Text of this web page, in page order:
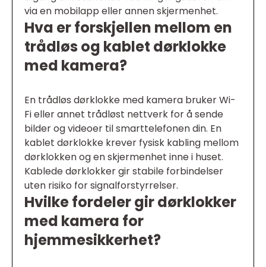
via en mobilapp eller annen skjermenhet.
Hva er forskjellen mellom en
trådløs og kablet dørklokke
med kamera?
En trådløs dørklokke med kamera bruker Wi-
Fi eller annet trådløst nettverk for å sende
bilder og videoer til smarttelefonen din. En
kablet dørklokke krever fysisk kabling mellom
dørklokken og en skjermenhet inne i huset.
Kablede dørklokker gir stabile forbindelser
uten risiko for signalforstyrrelser.
Hvilke fordeler gir dørklokker
med kamera for
hjemmesikkerhet?